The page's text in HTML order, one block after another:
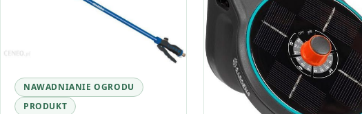
NAWADNIANIE OGRODU
PRODUKT